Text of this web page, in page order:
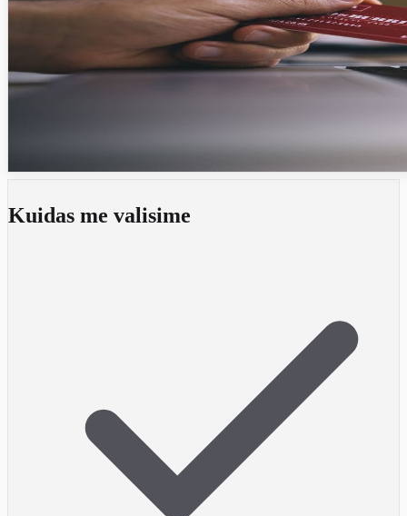
Kuidas me valisime